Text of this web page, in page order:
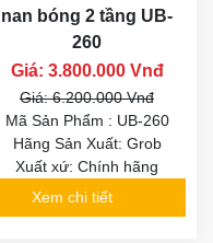
nan bóng 2 tầng UB-
260
Giá: 3.800.000 Vnđ
Giá: 6.200.000 Vnđ
Mã Sản Phẩm : UB-260
Hãng Sản Xuất: Grob
Xuất xứ: Chính hãng
Xem chi tiết